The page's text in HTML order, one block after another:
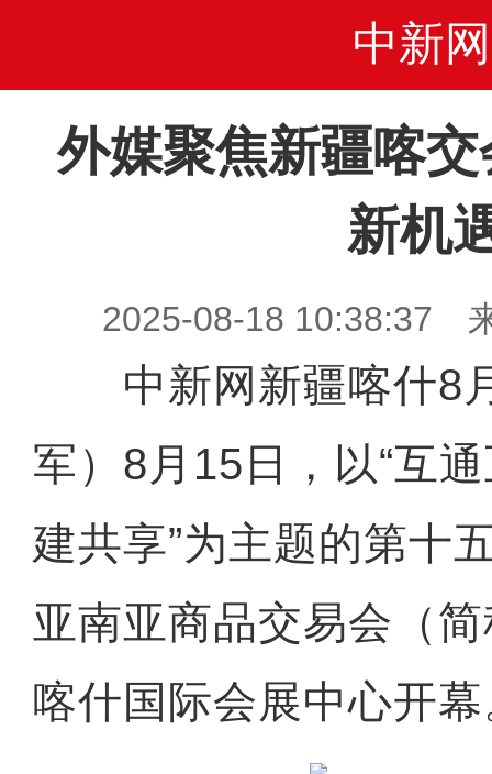
中新网
外媒聚焦新疆喀
新机
2025-08-18 10:38:37
中新网新疆喀什8
军）8月15日，以“互
建共享”为主题的第十
亚南亚商品交易会（简
喀什国际会展中心开